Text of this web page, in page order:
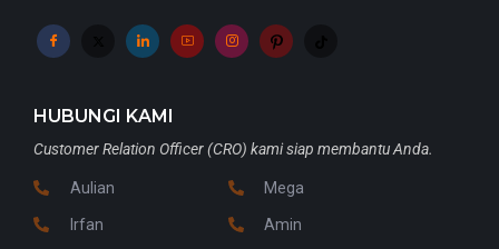
HUBUNGI KAMI
Customer Relation Officer (CRO) kami siap membantu Anda.
Aulian
Irfan
Mega
Amin